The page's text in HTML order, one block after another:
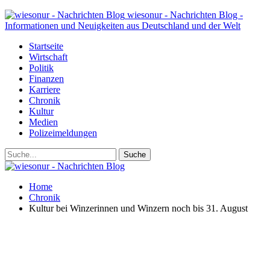
wiesonur - Nachrichten Blog -
Informationen und Neuigkeiten aus Deutschland und der Welt
Startseite
Wirtschaft
Politik
Finanzen
Karriere
Chronik
Kultur
Medien
Polizeimeldungen
Home
Chronik
Kultur bei Winzerinnen und Winzern noch bis 31. August